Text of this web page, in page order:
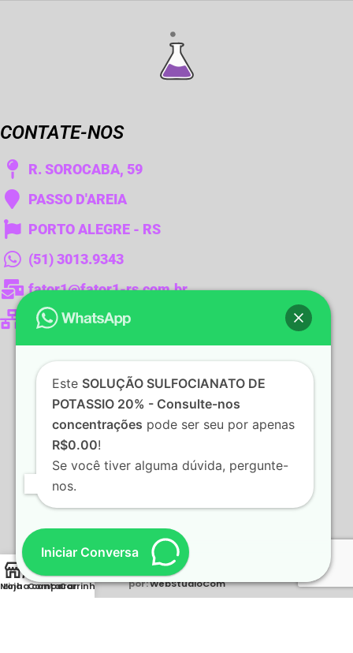
CONTATE-NOS
R. SOROCABA, 59
PASSO D'AREIA
PORTO ALEGRE - RS
(51) 3013.9343
fator1@fator1-rs.com.br
www.fator1-rs.com.br
2022 Fator1 - Produtos para Laboratórios.
Desenvolvido
por:WebStudioCom
Loja
Minha conta
CompararCarrinho
Este SOLUÇÃO SULFOCIANATO DE
POTASSIO 20% - Consulte-nos
concentrações pode ser seu por apenas
R$0.00!
Se você tiver alguma dúvida, pergunte-
nos.
Iniciar Conversa